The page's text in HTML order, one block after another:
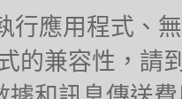
行應用程式、
的兼容性，請